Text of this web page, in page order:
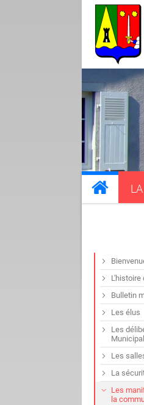
L'histoire
Bulletin
Les élus
Les
Municipal
Les
La
Les
la